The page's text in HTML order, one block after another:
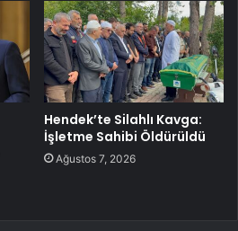
Hendek’te Silahlı Kavga:
İşletme Sahibi Öldürüldü
Ağustos 7, 2026